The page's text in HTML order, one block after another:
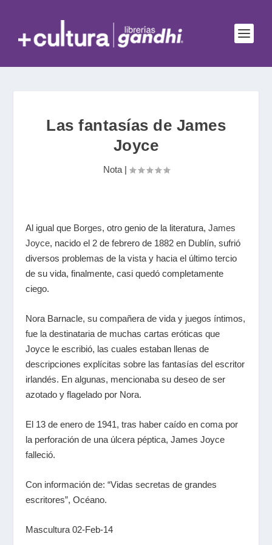
Las fantasías de James
Joyce
Nota|
Al igual que Borges, otro genio de la literatura,James
Joyce, nacido el 2 de febrero de 1882 en Dublín, sufrió
diversos problemas de la vista y hacia el último tercio
de su vida, finalmente, casi quedó completamente
ciego.
Nora Barnacle, su compañera de vida y juegos íntimos,
fue la destinataria de muchas cartas eróticas que
Joyce le escribió, las cuales estaban llenas de
descripciones explícitas sobre las fantasías del escritor
irlandés. En algunas, mencionaba su deseo de ser
azotado y flagelado por Nora.
El 13 de enero de 1941, tras haber caído en coma por
la perforación de una úlcera péptica, James Joyce
falleció.
Con información de: “Vidas secretas de grandes
escritores”, Océano.
Mascultura 02-Feb-14